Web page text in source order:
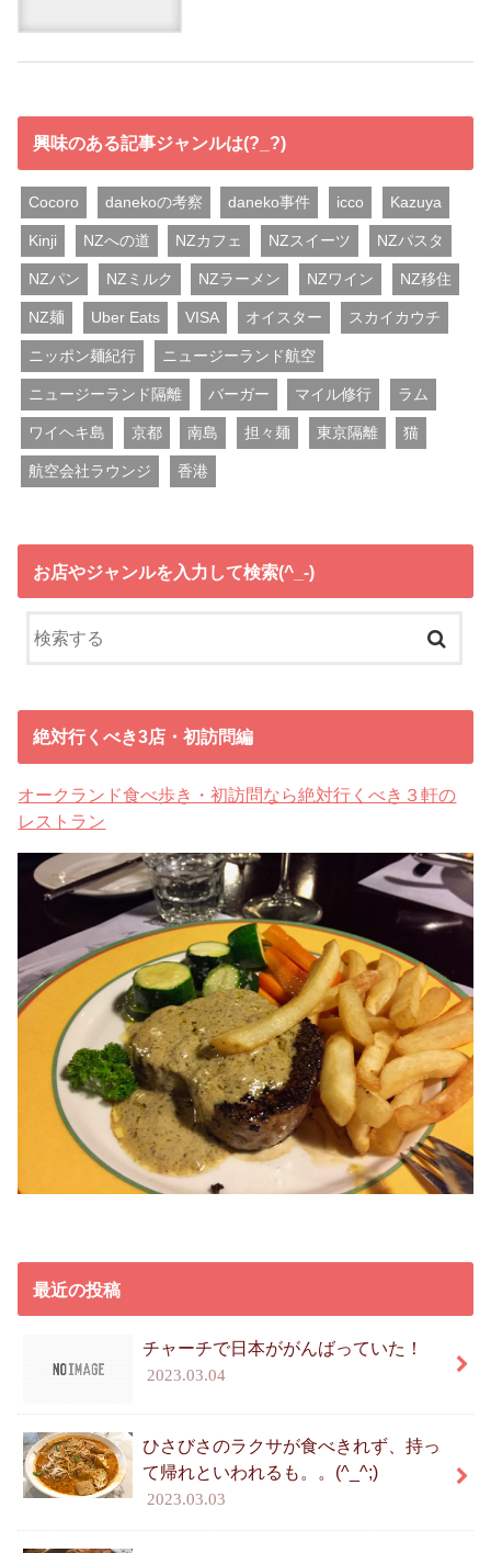
興味のある記事ジャンルは(?_?)
Cocoro danekoの考察 daneko事件 icco Kazuya
Kinji NZへの道 NZカフェ NZスイーツ NZパスタ
NZパン NZミルク NZラーメン NZワイン NZ移住
NZ麺 Uber Eats VISA オイスター スカイカウチ
ニッポン麺紀行 ニュージーランド航空
ニュージーランド隔離 バーガー マイル修行 ラム
ワイヘキ島 京都 南島 担々麺 東京隔離 猫
航空会社ラウンジ 香港
お店やジャンルを入力して検索(^_-)
絶対行くべき3店・初訪問編
オークランド食べ歩き・初訪問なら絶対行くべき３軒の
レストラン
最近の投稿
チャーチで日本ががんばっていた！
2023.03.04
ひさびさのラクサが食べきれず、持っ
て帰れといわれるも。。(^_^;)
2023.03.03